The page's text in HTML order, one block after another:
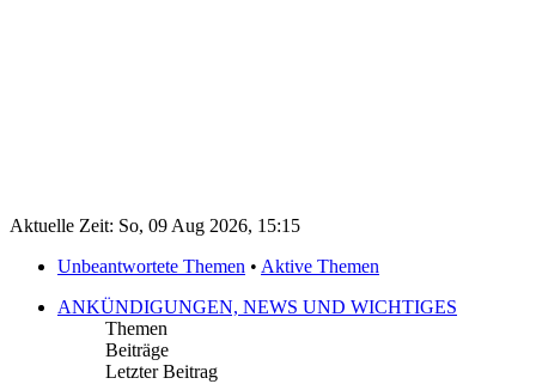
Aktuelle Zeit: So, 09 Aug 2026, 15:15
Unbeantwortete Themen • Aktive Themen
ANKÜNDIGUNGEN, NEWS UND WICHTIGES
Themen
Beiträge
Letzter Beitrag